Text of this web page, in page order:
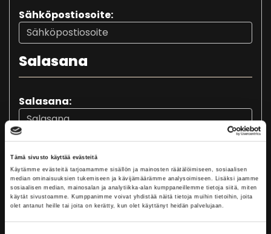
Tämä sivusto käyttää evästeitä
Käytämme evästeitä tarjoamamme sisällön ja mainosten räätälöimiseen, sosiaalisen
median ominaisuuksien tukemiseen ja kävijämäärämme analysoimiseen. Lisäksi jaamme
sosiaalisen median, mainosalan ja analytiikka-alan kumppaneillemme tietoja siitä, miten
käytät sivustoamme. Kumppanimme voivat yhdistää näitä tietoja muihin tietoihin, joita
olet antanut heille tai joita on kerätty, kun olet käyttänyt heidän palvelujaan.
Sähköpostiosoite:
Salasana
Salasana:
Osoitetiedot